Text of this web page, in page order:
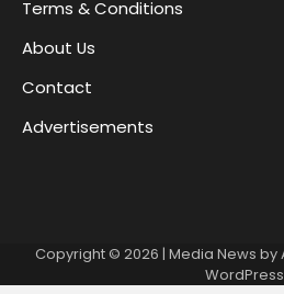
Terms & Conditions
About Us
Contact
Advertisements
Copyright © 2026 | Media News by
WordPress